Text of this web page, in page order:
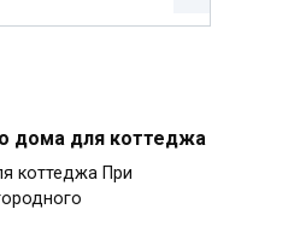
дома для коттеджа
коттеджа При